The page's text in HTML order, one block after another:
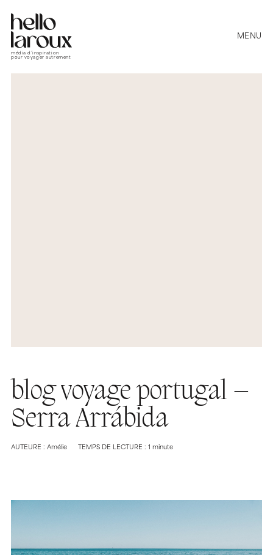
média d’inspiration
pour voyager autrement
MENU
blog voyage portugal –
Serra Arrábida
AUTEURE : Amélie TEMPS DE LECTURE : 1 minute